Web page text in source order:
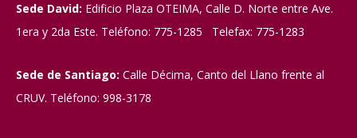
Sede David: Edificio Plaza OTEIMA, Calle D. Norte entre Ave.
1era y 2da Este. Teléfono: 775-1285 Telefax: 775-1283
Sede de Santiago: Calle Décima, Canto del Llano frente al
CRUV. Teléfono: 998-3178